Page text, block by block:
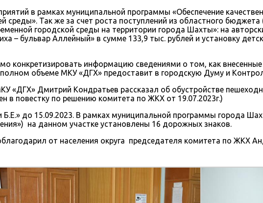
в рамках муниципальной программы «Обеспечение
среды». Так же за счет роста поступлений из областного
городской среды на территории города Шахты»: на
– бульвар Аллейный» в сумме 133,9 тыс. рублей и установку
конкретизировать информацию сведениями о том, как
объеме МКУ «ДГХ» предоставит в городскую Думу и
«ДГХ» Дмитрий Кондратьев рассказал об обустройстве
в повестку по решению комитета по ЖКХ от 19.07.2023г.)
до 15.09.2023. В рамках муниципальной программы города
на данном участке установлены 16 дорожных знаков.
от населения округа председателя комитета по ЖКХ